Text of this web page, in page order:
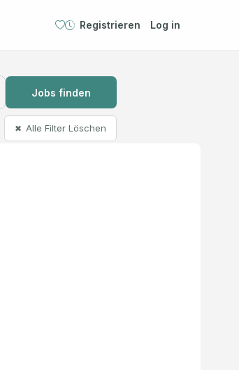
Registrieren Log in
Jobs finden
✖ Alle Filter Löschen